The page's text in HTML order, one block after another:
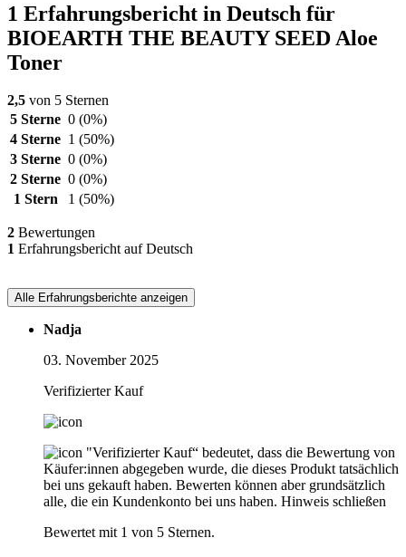
1 Erfahrungsbericht in Deutsch für
BIOEARTH THE BEAUTY SEED Aloe
Toner
2,5 von 5 Sternen
5 Sterne 0 (0%)
4 Sterne 1 (50%)
3 Sterne 0 (0%)
2 Sterne 0 (0%)
1 Stern
1 (50%)
2 Bewertungen
1 Erfahrungsbericht auf Deutsch
Alle Erfahrungsberichte anzeigen
Nadja
03. November 2025
Verifizierter Kauf
"Verifizierter Kauf“ bedeutet, dass die Bewertung von
Käufer:innen abgegeben wurde, die dieses Produkt tatsächlich
bei uns gekauft haben. Bewerten können aber grundsätzlich
alle, die ein Kundenkonto bei uns haben. Hinweis schließen
Bewertet mit 1 von 5 Sternen.